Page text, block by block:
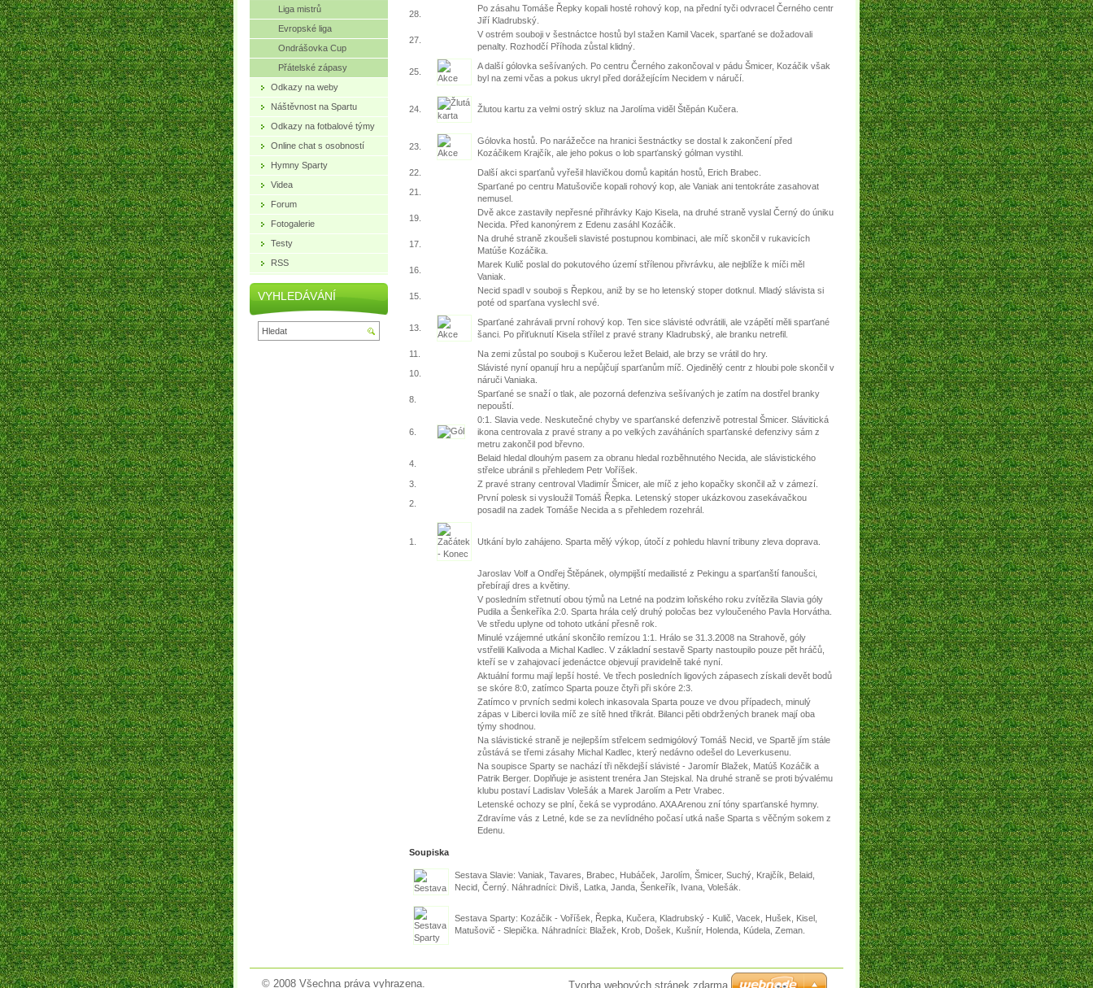
28.
Po zásahu Tomáše Řepky kopali hosté rohový kop, na přední tyči odvracel Černého centr
Jiří Kladrubský.
27.
V ostrém souboji v šestnáctce hostů byl stažen Kamil Vacek, sparťané se dožadovali
penalty. Rozhodčí Příhoda zůstal klidný.
25.
A další gólovka sešívaných. Po centru Černého zakončoval v pádu Šmicer, Kozáčik však
byl na zemi včas a pokus ukryl před dorážejícím Necidem v náručí.
24. Žlutou kartu za velmi ostrý skluz na Jarolíma viděl Štěpán Kučera.
23.
Gólovka hostů. Po narážečce na hranici šestnáctky se dostal k zakončení před
Kozáčikem Krajčík, ale jeho pokus o lob sparťanský gólman vystihl.
22.
Další akci sparťanů vyřešil hlavičkou domů kapitán hostů, Erich Brabec.
21.
Sparťané po centru Matušoviče kopali rohový kop, ale Vaniak ani tentokráte zasahovat
nemusel.
19.
Dvě akce zastavily nepřesné přihrávky Kajo Kisela, na druhé straně vyslal Černý do úniku
Necida. Před kanonýrem z Edenu zasáhl Kozáčik.
17.
Na druhé straně zkoušeli slavisté postupnou kombinaci, ale míč skončil v rukavicích
Matúše Kozáčika.
16.
Marek Kulič poslal do pokutového území střílenou přivrávku, ale nejblíže k míči měl
Vaniak.
15.
Necid spadl v souboji s Řepkou, aniž by se ho letenský stoper dotknul. Mladý slávista si
poté od sparťana vyslechl své.
13.
Sparťané zahrávali první rohový kop. Ten sice slávisté odvrátili, ale vzápětí měli sparťané
šanci. Po přiťuknutí Kisela střílel z pravé strany Kladrubský, ale branku netrefil.
11.
Na zemi zůstal po souboji s Kučerou ležet Belaid, ale brzy se vrátil do hry.
10.
Slávisté nyní opanují hru a nepůjčují sparťanům míč. Ojedinělý centr z hloubi pole skončil v
náruči Vaniaka.
8.
Sparťané se snaží o tlak, ale pozorná defenziva sešívaných je zatím na dostřel branky
nepouští.
6.
0:1. Slavia vede. Neskutečné chyby ve sparťanské defenzivě potrestal Šmicer. Slávitická
ikona centrovala z pravé strany a po velkých zaváháních sparťanské defenzivy sám z
metru zakončil pod břevno.
4.
Belaid hledal dlouhým pasem za obranu hledal rozběhnutého Necida, ale slávistického
střelce ubránil s přehledem Petr Voříšek.
3.
Z pravé strany centroval Vladimír Šmicer, ale míč z jeho kopačky skončil až v zámezí.
2.
První polesk si vysloužil Tomáš Řepka. Letenský stoper ukázkovou zasekávačkou
posadil na zadek Tomáše Necida a s přehledem rozehrál.
1. Utkání bylo zahájeno. Sparta mělý výkop, útočí z pohledu hlavní tribuny zleva doprava.
Jaroslav Volf a Ondřej Štěpánek, olympijští medailisté z Pekingu a sparťanští fanoušci,
přebírají dres a květiny.
V posledním střetnutí obou týmů na Letné na podzim loňského roku zvítězila Slavia góly
Pudila a Šenkeříka 2:0. Sparta hrála celý druhý poločas bez vyloučeného Pavla Horvátha.
Ve středu uplyne od tohoto utkání přesně rok.
Minulé vzájemné utkání skončilo remízou 1:1. Hrálo se 31.3.2008 na Strahově, góly
vstřelili Kalivoda a Michal Kadlec. V základní sestavě Sparty nastoupilo pouze pět hráčů,
kteří se v zahajovací jedenáctce objevují pravidelně také nyní.
Aktuální formu mají lepší hosté. Ve třech posledních ligových zápasech získali devět bodů
se skóre 8:0, zatímco Sparta pouze čtyři při skóre 2:3.
Zatímco v prvních sedmi kolech inkasovala Sparta pouze ve dvou případech, minulý
zápas v Liberci lovila míč ze sítě hned třikrát. Bilanci pěti obdržených branek mají oba
týmy shodnou.
Na slávistické straně je nejlepším střelcem sedmigólový Tomáš Necid, ve Spartě jím stále
zůstává se třemi zásahy Michal Kadlec, který nedávno odešel do Leverkusenu.
Na soupisce Sparty se nachází tři někdejší slávisté - Jaromír Blažek, Matúš Kozáčik a
Patrik Berger. Doplňuje je asistent trenéra Jan Stejskal. Na druhé straně se proti bývalému
klubu postaví Ladislav Volešák a Marek Jarolím a Petr Vrabec.
Letenské ochozy se plní, čeká se vyprodáno. AXA Arenou zní tóny sparťanské hymny.
Zdravíme vás z Letné, kde se za nevlídného počasí utká naše Sparta s věčným sokem z
Edenu.
Soupiska
Sestava Slavie: Vaniak, Tavares, Brabec, Hubáček, Jarolím, Šmicer, Suchý, Krajčík, Belaid,
Necid, Černý. Náhradníci: Diviš, Latka, Janda, Šenkeřík, Ivana, Volešák.
Sestava Sparty: Kozáčik - Voříšek, Řepka, Kučera, Kladrubský - Kulič, Vacek, Hušek, Kisel,
Matušovič - Slepička. Náhradníci: Blažek, Krob, Došek, Kušnír, Holenda, Kúdela, Zeman.
Liga mistrů
Evropské liga
Ondrášovka Cup
Přátelské zápasy
Odkazy na weby
Náštěvnost na Spartu
Odkazy na fotbalové týmy
Online chat s osobností
Hymny Sparty
Videa
Forum
Fotogalerie
Testy
RSS
VYHLEDÁVÁNÍ
© 2008 Všechna práva vyhrazena. Tvorba webových stránek zdarma